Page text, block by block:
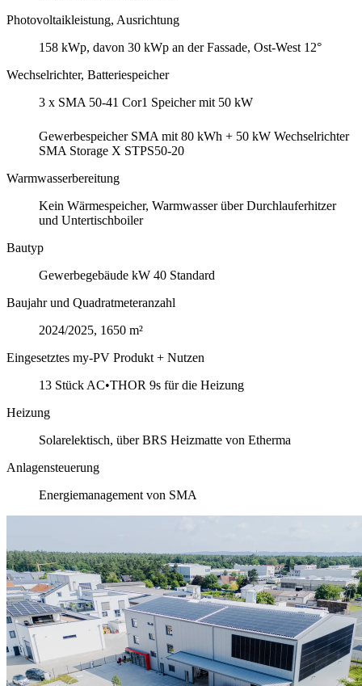
Photovoltaikleistung, Ausrichtung
158 kWp, davon 30 kWp an der Fassade, Ost-West 12°
Wechselrichter, Batteriespeicher
3 x SMA 50-41 Cor1 Speicher mit 50 kW
Gewerbespeicher SMA mit 80 kWh + 50 kW Wechselrichter
SMA Storage X STPS50-20
Warmwasserbereitung
Kein Wärmespeicher, Warmwasser über Durchlauferhitzer
und Untertischboiler
Bautyp
Gewerbegebäude kW 40 Standard
Baujahr und Quadratmeteranzahl
2024/2025, 1650 m²
Eingesetztes my-PV Produkt + Nutzen
13 Stück AC•THOR 9s für die Heizung
Heizung
Solarelektisch, über BRS Heizmatte von Etherma
Anlagensteuerung
Energiemanagement von SMA